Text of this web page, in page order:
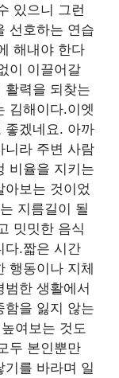
있으니 그런
선호하는 연습
해내야 한다
이 이끌어갈
활력을 되찾는
김해이다.이엣
좋겠네요. 아까
니라 주변 사람
비율을 지키는
아보는 것이었
지름길이 될
밋밋한 음식
다.짧은 시간
행동이나 지체
범한 생활에서
함을 잃지 않는
여보는 것도
두 본인뿐만
기를 바라며 일